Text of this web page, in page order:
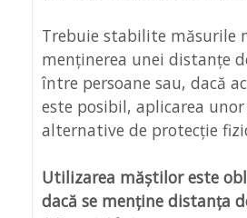
Trebuie stabilite măsurile
menținerea unei distanțe
între persoane sau, dacă
este posibil, aplicarea
alternative de protecție
Utilizarea măștilor este
dacă se menține distanța